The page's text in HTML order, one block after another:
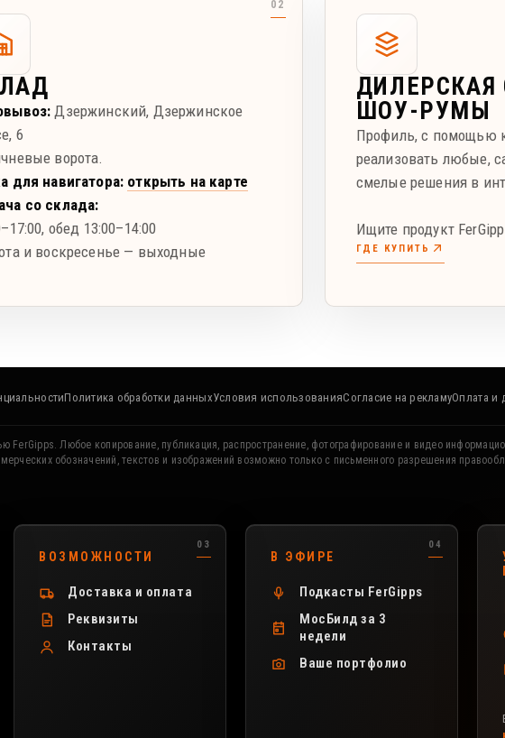
Дзержинский, Дзержинское
6
ворота.
для навигатора: открыть на карте
со склада:
, обед 13:00–14:00
и воскресенье — выходные
ДИЛЕРСКАЯ
ШОУ-РУМЫ
Профиль, с помощью
реализовать любые,
смелые решения в
Ищите продукт
ГДЕ КУПИТЬ
Политика обработки данныхУсловия использованияСогласие на рекламуОплата и
FerGipps. Любое копирование, публикация, распространение, фотографирование и видео
обозначений, текстов и изображений возможно только с письменного разрешения
ВОЗМОЖНОСТИ
Доставка и оплата
Реквизиты
Контакты
В ЭФИРЕ
Подкасты FerGipps
МосБилд за 3
недели
Ваше портфолио